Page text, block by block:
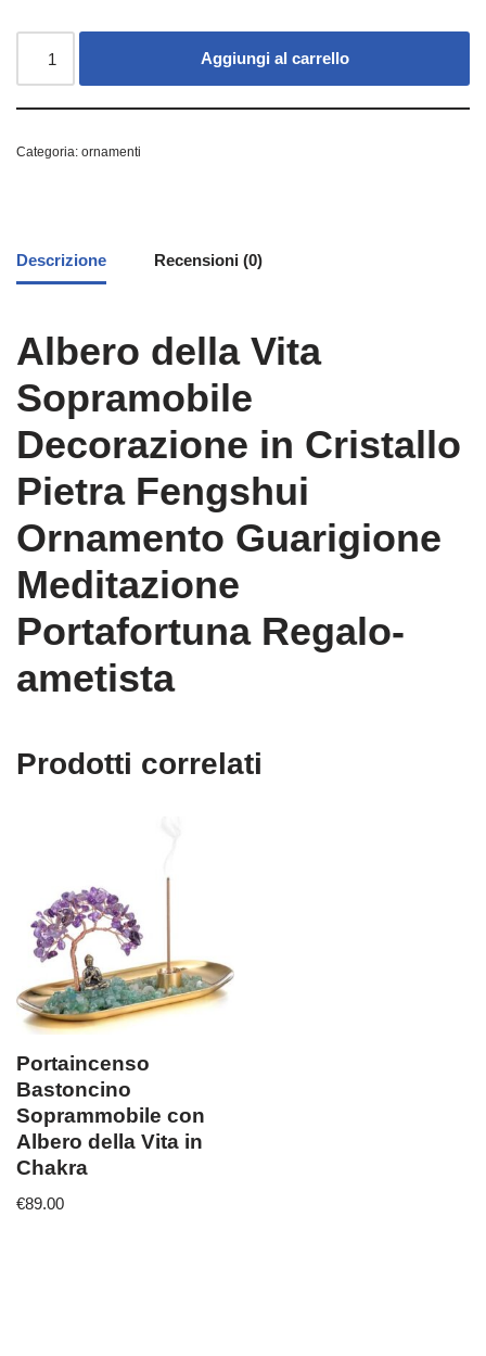
Aggiungi al carrello
Categoria: ornamenti
Descrizione Recensioni (0)
Albero della Vita
Sopramobile
Decorazione in Cristallo
Pietra Fengshui
Ornamento Guarigione
Meditazione
Portafortuna Regalo-
ametista
Prodotti correlati
Portaincenso
Bastoncino
Soprammobile con
Albero della Vita in
Chakra
€89.00